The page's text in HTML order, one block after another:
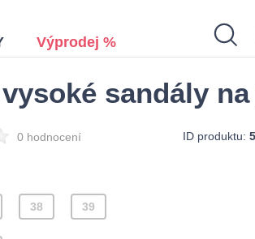
Výprodej %
Nákupní košík
sandály
0 hodnocení ID produktu:
38 39